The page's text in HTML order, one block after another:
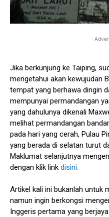
-
Jika berkunjung ke Taiping,
mengetahui akan kewujudan
tempat yang berhawa dingin
mempunyai permandangan
yang dahulunya dikenali
melihat permandangan
pada hari yang cerah, Pulau
yang berada di selatan turut
Maklumat selanjutnya
dengan klik link disini.
Artikel kali ini bukanlah untuk
namun ingin berkongsi
Inggeris pertama yang